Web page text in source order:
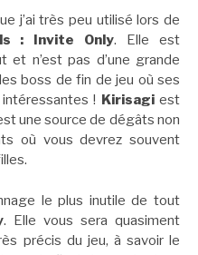
j’ai très peu utilisé lors de
: Invite Only. Elle est
n’est pas d’une grande
boss de fin de jeu où ses
! Kirisagiest
une source de dégâts non
où vous devrez souvent
le plus inutile de tout
. Elle vous sera quasiment
précis du jeu, à savoir le